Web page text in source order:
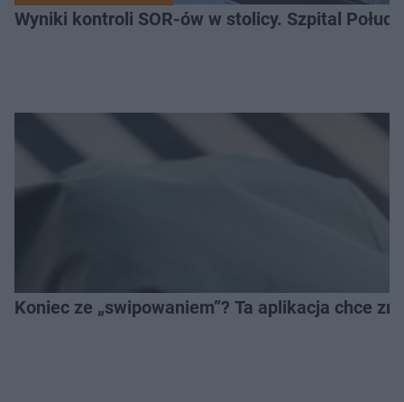
Wyniki kontroli SOR-ów w stolicy. Szpital
Koniec ze „swipowaniem”? Ta aplikacja chce